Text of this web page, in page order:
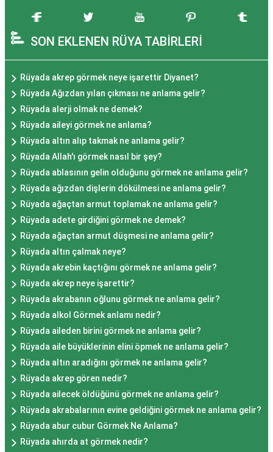
SON EKLENEN RÜYA TABİRLERİ
Rüyada akrep görmek neye işarettir Diyanet?
Rüyada Ağızdan yılan çıkması ne anlama gelir?
Rüyada alerji olmak ne demek?
Rüyada aileyi görmek ne anlama?
Rüyada altın alıp takmak ne anlama gelir?
Rüyada Allah'ı görmek nasıl bir şey?
Rüyada ablasının gelin olduğunu görmek ne anlama gelir?
Rüyada ağızdan dişlerin dökülmesi ne anlama gelir?
Rüyada ağaçtan armut toplamak ne anlama gelir?
Rüyada adete girdiğini görmek ne demek?
Rüyada ağaçtan armut düşmesi ne anlama gelir?
Rüyada altın çalmak neye?
Rüyada akrebin kaçtığını görmek ne anlama gelir?
Rüyada akrep neye işarettir?
Rüyada akrabanın oğlunu görmek ne anlama gelir?
Rüyada alkol Görmek anlamı nedir?
Rüyada aileden birini görmek ne anlama gelir?
Rüyada aile büyüklerinin elini öpmek ne anlama gelir?
Rüyada altın aradığını görmek ne anlama gelir?
Rüyada akrep gören nedir?
Rüyada ailecek öldüğünü görmek ne anlama gelir?
Rüyada akrabalarının evine geldiğini görmek ne anlama gelir?
Rüyada abur cubur Görmek Ne Anlama?
Rüyada ahırda at görmek nedir?